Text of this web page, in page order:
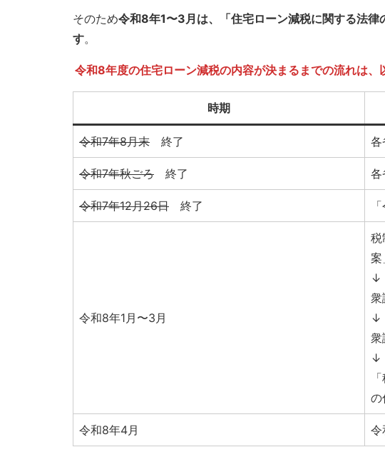
そのため令和8年1〜3月は、「住宅ローン減税に関する法
す。
令和8年度の住宅ローン減税の内容が決まるまでの流れは、
時期
令和7年8月末 終了 各
令和7年秋ごろ 終了 各
令和7年12月26日 終了
令和8年1月〜3月
税
案
↓
衆
↓
衆
↓
の
令和8年4月 令